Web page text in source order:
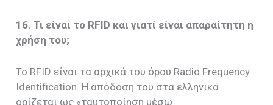
16. Τι είναι το RFID και γιατί είναι απαραίτητη η
χρήση του;
Το RFID είναι τα αρχικά του όρου Radio Frequency
Identification. Η απόδοση του στα ελληνικά
ορίζεται ως «ταυτοποίηση μέσω